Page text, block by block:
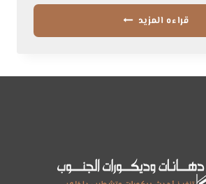
قراءه المزيد شبيه
ت:
تركيب
بديل